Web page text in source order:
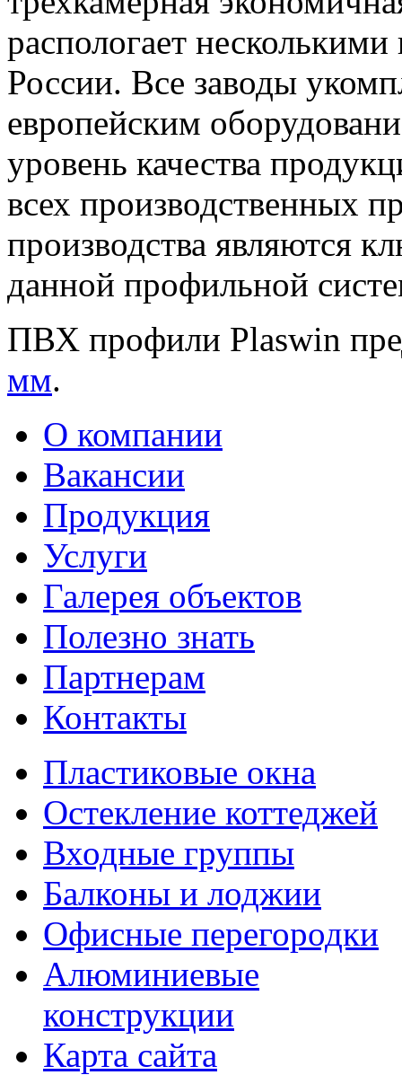
распологает
России. Все заводы
европейским
уровень качества
всех производственных
производства являются
данной профильной
ПВХ профили Plaswin
мм.
О компании
Вакансии
Продукция
Услуги
Галерея объектов
Полезно знать
Партнерам
Контакты
Пластиковые окна
Остекление коттеджей
Входные группы
Балконы и лоджии
Офисные перегородки
Алюминиевые
конструкции
Карта сайта